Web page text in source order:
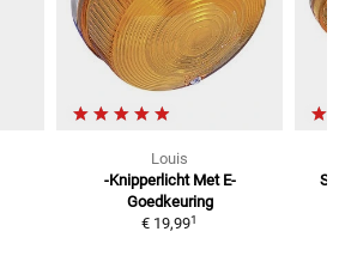
Louis
-Knipperlicht Met E-
Goedkeuring
€ 19,991